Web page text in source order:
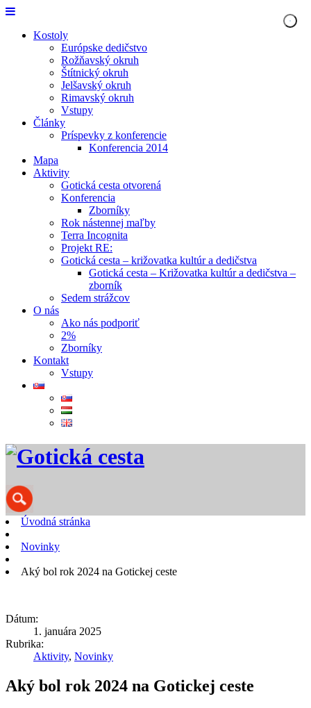
Kostoly
Európske dedičstvo
Rožňavský okruh
Štítnický okruh
Jelšavský okruh
Rimavský okruh
Vstupy
Články
Príspevky z konferencie
Konferencia 2014
Mapa
Aktivity
Gotická cesta otvorená
Konferencia
Zborníky
Rok nástennej maľby
Terra Incognita
Projekt RE:
Gotická cesta – križovatka kultúr a dedičstva
Gotická cesta – Križovatka kultúr a dedičstva –
zborník
Sedem strážcov
O nás
Ako nás podporiť
2%
Zborníky
Kontakt
Vstupy
Úvodná stránka
Novinky
Aký bol rok 2024 na Gotickej ceste
Dátum:
1. januára 2025
Rubrika:
Aktivity, Novinky
Aký bol rok 2024 na Gotickej ceste